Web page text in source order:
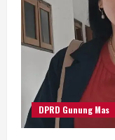
DPRD Gunung Mas